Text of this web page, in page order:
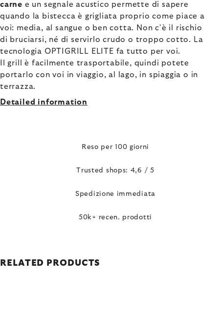
carne e un segnale acustico permette di sapere
quando la bistecca è grigliata proprio come piace a
voi: media, al sangue o ben cotta. Non c'è il rischio
di bruciarsi, né di servirlo crudo o troppo cotto. La
tecnologia OPTIGRILL ELITE fa tutto per voi.
Il grill è facilmente trasportabile, quindi potete
portarlo con voi in viaggio, al lago, in spiaggia o in
terrazza.
Detailed information
Reso per 100 giorni
Trusted shops: 4,6 / 5
Spedizione immediata
50k+ recen. prodotti
RELATED PRODUCTS